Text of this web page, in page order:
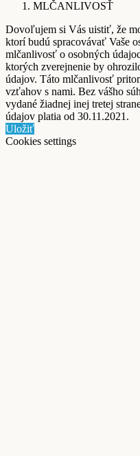
MLČANLIVOSŤ
Dovoľujem si Vás uistiť, že
ktorí budú spracovávať Vaše
mlčanlivosť o osobných
ktorých zverejnenie by
údajov. Táto mlčanlivosť
vzťahov s nami. Bez vášho
vydané žiadnej inej tretej
údajov platia od 30.11.2021.
Uložiť
Cookies settings